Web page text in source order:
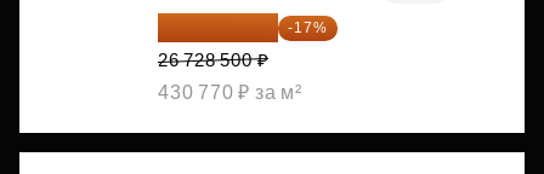
22 184 655 ₽ -17%
26 728 500 ₽
430 770 ₽ за м²